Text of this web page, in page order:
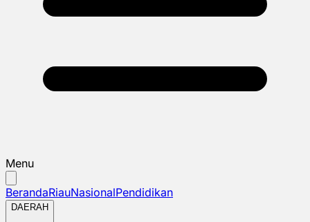
Menu
BerandaRiauNasionalPendidikan
DAERAH